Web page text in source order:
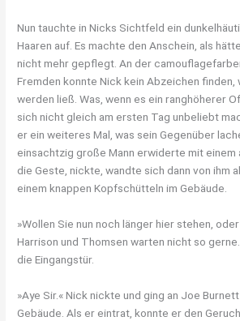
Nun tauchte in Nicks Sichtfeld ein
Haaren auf. Es machte den Anschein, als
nicht mehr gepflegt. An der
Fremden konnte Nick kein Abzeichen finden,
werden ließ. Was, wenn es ein ranghöherer
sich nicht gleich am ersten Tag unbeliebt
er ein weiteres Mal, was sein Gegenüber
einsachtzig große Mann erwiderte mit einem
die Geste, nickte, wandte sich dann von ihm
einem knappen Kopfschütteln im Gebäude.
»Wollen Sie nun noch länger hier stehen,
Harrison und Thomsen warten nicht so
die Eingangstür.
»Aye Sir.« Nick nickte und ging an Joe
Gebäude. Als er eintrat, konnte er den